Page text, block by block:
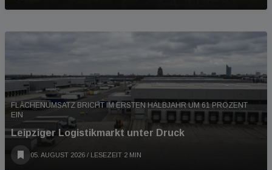
FLÄCHENUMSATZ BRICHT IM ERSTEN HALBJAHR UM 61 PROZENT
EIN
Leipziger Logistikmarkt unter Druck
05. AUGUST 2026 / LESEZEIT 2 MIN